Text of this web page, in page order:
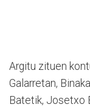
Argitu zituen
Galarretan,
Batetik, Josetxo